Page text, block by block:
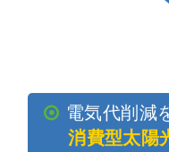
電気代削減
消費型太陽